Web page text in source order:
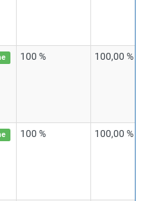
100 % 100,00 %
100 % 100,00 %